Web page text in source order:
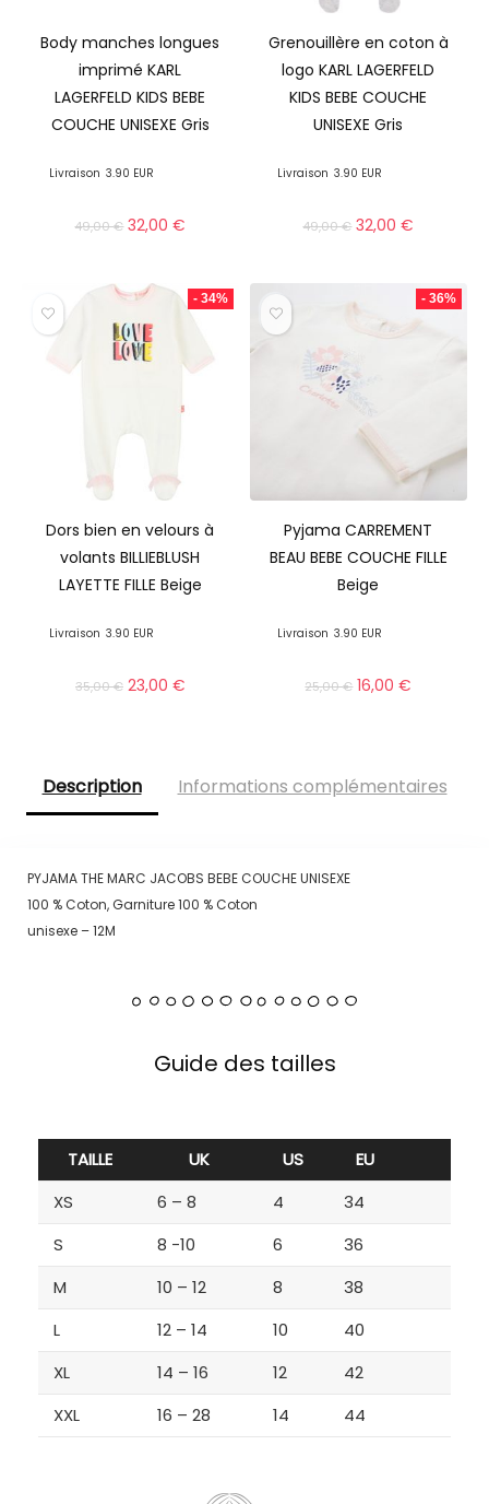
Body manches longues
imprimé KARL
LAGERFELD KIDS BEBE
COUCHE UNISEXE Gris
Livraison 3.90 EUR
49,00€ 32,00€
Grenouillère en coton à
logo KARL LAGERFELD
KIDS BEBE COUCHE
UNISEXE Gris
Livraison 3.90 EUR
49,00€ 32,00€
- 34%
Dors bien en velours à
volants BILLIEBLUSH
LAYETTE FILLE Beige
Livraison 3.90 EUR
35,00€ 23,00 €
- 36%
Pyjama CARREMENT
BEAU BEBE COUCHE FILLE
Beige
Livraison 3.90 EUR
25,00€ 16,00€
Description Informations complémentaires
PYJAMA THE MARC JACOBS BEBE COUCHE UNISEXE
100 % Coton, Garniture 100 % Coton
unisexe – 12M
Guide des tailles
TAILLE UK US
EU
XS
6 – 8 4
34
S
8 -10 6
36
M
10 – 12 8
38
L
12 – 14 10
40
XL
14 – 16 12
42
XXL
16 – 28 14 44